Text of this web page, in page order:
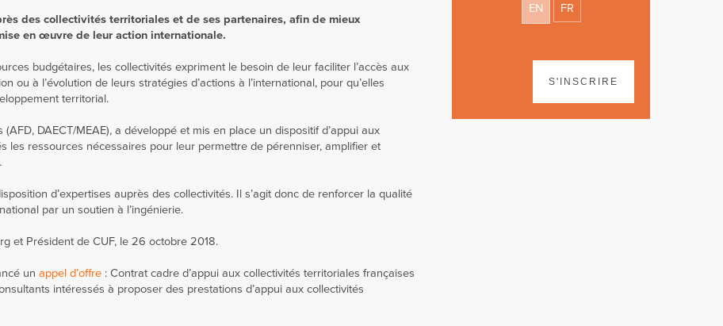
des collectivités territoriales et de ses partenaires, afin de mieux
en œuvre de leur action internationale.
budgétaires, les collectivités expriment le besoin de leur faciliter l’accès aux
ou à l’évolution de leurs stratégies d’actions à l’international, pour qu’elles
territorial.
DAECT/MEAE), a développé et mis en place un dispositif d’appui aux
les ressources nécessaires pour leur permettre de pérenniser, amplifier et
d’expertises auprès des collectivités. Il s’agit donc de renforcer la qualité
par un soutien à l’ingénierie.
et Président de CUF, le 26 octobre 2018.
un appel d’offre : Contrat cadre d’appui aux collectivités territoriales françaises
intéressés à proposer des prestations d’appui aux collectivités
EN FR
S'INSCRIRE